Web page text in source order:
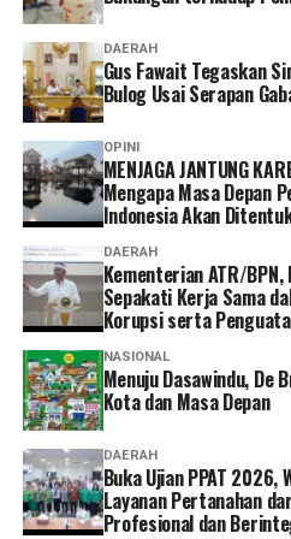
Gubernur Jawa Barat, Dedi
kolaborasi tersebut.
yang baik akan mendukung
pertanian, penyelamatan
administrasi yang berdampak
daerah.
“Mudah-mudahan pertemuan
administrasi seluruh aset
tersertipikatkan, aset warga
disusun berdasarkan asas
ada perlindungan pada areal
perhutanan, perkebunan,
publik yang memang
katanya.
Ke depan, Pemerintah
untuk mempercepat
memiliki kepastian hukum.
DAERAH
Gus Fawait Tegaskan
Bulog Usai Serapan
OPINI
MENJAGA JANTUNG
Mengapa Masa Depan
Indonesia Akan
DAERAH
Kementerian ATR/BPN,
Sepakati Kerja Sama
Korupsi serta
NASIONAL
Menuju Dasawindu, De
Kota dan Masa Depan
DAERAH
Buka Ujian PPAT 2026,
Layanan Pertanahan
Profesional dan